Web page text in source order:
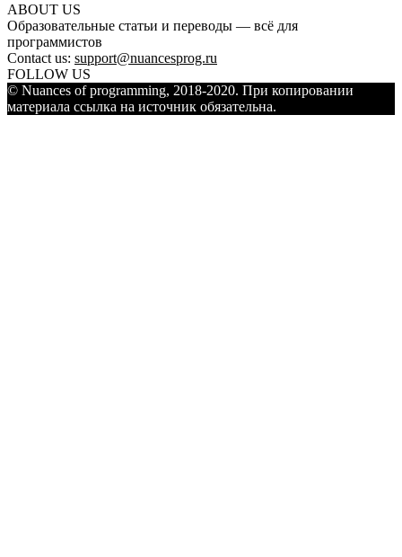
ABOUT US
Образовательные статьи и переводы — всё для
программистов
Contact us: support@nuancesprog.ru
FOLLOW US
© Nuances of programming, 2018-2020. При копировании
материала ссылка на источник обязательна.